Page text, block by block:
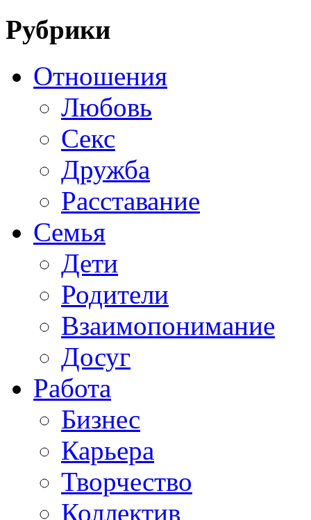
Рубрики
Отношения
Любовь
Секс
Дружба
Расставание
Семья
Дети
Родители
Взаимопонимание
Досуг
Работа
Бизнес
Карьера
Творчество
Коллектив